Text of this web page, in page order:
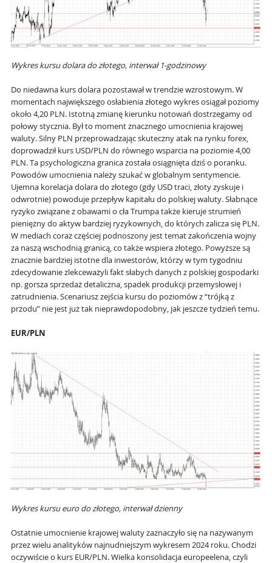
Wykres kursu dolara do złotego, interwał 1-godzinowy
Do niedawna kurs dolara pozostawał w trendzie wzrostowym. W
momentach największego osłabienia złotego wykres osiągał poziomy
około 4,20 PLN. Istotną zmianę kierunku notowań dostrzegamy od
połowy stycznia. Był to moment znacznego umocnienia krajowej
waluty. Silny PLN przeprowadzając skuteczny atak na rynku forex,
doprowadził kurs USD/PLN do równego wsparcia na poziomie 4,00
PLN. Ta psychologiczna granica została osiągnięta dziś o poranku.
Powodów umocnienia należy szukać w globalnym sentymencie.
Ujemna korelacja dolara do złotego (gdy USD traci, złoty zyskuje i
odwrotnie) powoduje przepływ kapitału do polskiej waluty. Słabnące
ryzyko związane z obawami o cła Trumpa także kieruje strumień
pieniężny do aktyw bardziej ryzykownych, do których zalicza się PLN.
W mediach coraz częściej podnoszony jest temat zakończenia wojny
za naszą wschodnią granicą, co także wspiera złotego. Powyższe są
znacznie bardziej istotne dla inwestorów, którzy w tym tygodniu
zdecydowanie zlekceważyli fakt słabych danych z polskiej gospodarki
np. gorsza sprzedaż detaliczna, spadek produkcji przemysłowej i
zatrudnienia. Scenariusz zejścia kursu do poziomów z “trójką z
przodu” nie jest już tak nieprawdopodobny, jak jeszcze tydzień temu.
EUR/PLN
Wykres kursu euro do złotego, interwał dzienny
Ostatnie umocnienie krajowej waluty zaznaczyło się na nazywanym
przez wielu analityków najnudniejszym wykresem 2024 roku. Chodzi
oczywiście o kurs EUR/PLN. Wielka konsolidacja europeelena, czyli